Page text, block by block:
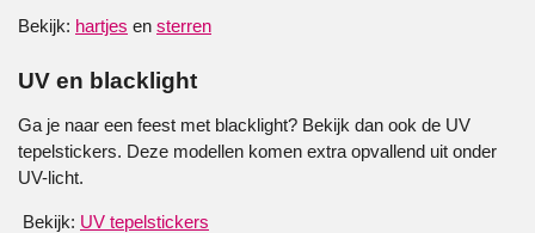
Bekijk: hartjes en sterren
UV en blacklight
Ga je naar een feest met blacklight? Bekijk dan ook de UV
tepelstickers. Deze modellen komen extra opvallend uit onder
UV-licht.
Bekijk: UV tepelstickers